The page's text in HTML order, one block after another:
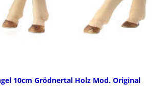
10cm Grödnertal Holz Mod. Original